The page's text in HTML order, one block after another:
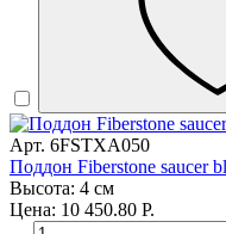
Арт. 6FSTXA050
Поддон Fiberstone saucer
Высота: 4 см
Цена: 10 450.80 Р.